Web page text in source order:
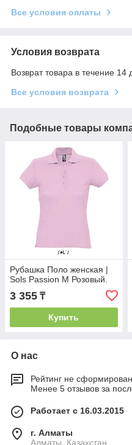
Все условия оплаты
Условия возврата
Возврат товара в течение 14
Все условия возврата
Подобные товары
Рубашка Поло женская |
Sols Passion M Розовый.
3 355 ₸
Купить
О нас
Рейтинг не сформирован
Менее 5 отзывов за
Работает с 16.03.2015
г. Алматы
Алматы, Казахстан